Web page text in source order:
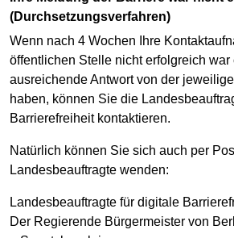
(Durchsetzungsverfahren)
Wenn nach 4 Wochen Ihre
öffentlichen Stelle nicht erfolgreich
ausreichende Antwort von der
haben, können Sie die
Barrierefreiheit kontaktieren.
Natürlich können Sie sich auch per
Landesbeauftragte wenden:
Landesbeauftragte für digitale
Der Regierende Bürgermeister von